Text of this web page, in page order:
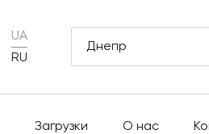
UA
RU
Днепр
Загрузки О нас